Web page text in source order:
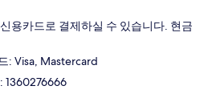
용카드로 결제하실 수 있습니다. 현금
: Visa, Mastercard
1360276666